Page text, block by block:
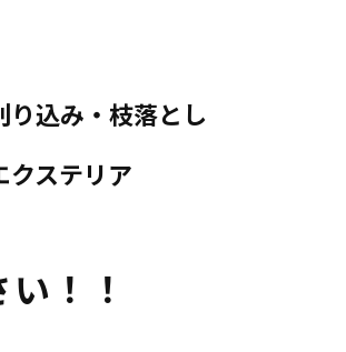
り込み・枝落とし
クステリア
！！